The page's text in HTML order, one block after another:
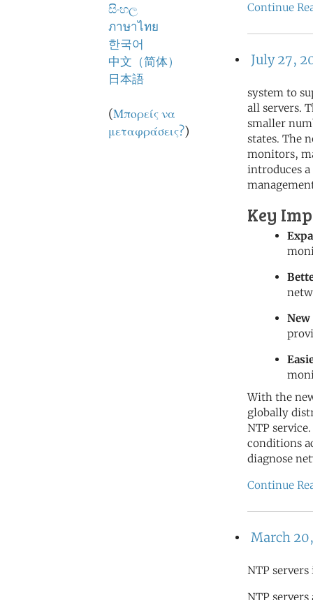
සිංහල
ภาษาไทย
한국어
中文（简体）
日本語
(Μπορείς να
μεταφράσεις?)
Continue
July 27,
system to
all servers.
smaller
states. The
monitors,
introduces
Key
New
With the
globally
NTP
conditions
diagnose
Continue
March
NTP
NTP